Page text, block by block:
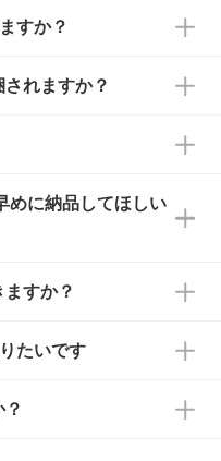
日以降のご連絡
ます。
すか？
おりますが、自
いに対応可能で
委員会や個人様
同様の条件でご
でお気軽にご相談
れますか？
ただいた場合の
ル添付でお送りし
関する備考欄』
から約2週間～2
出荷いたしま
めに納品してほしい
問い合わせ・お
すか？
注文確定のご連
ください。
たいです
ージにある商品